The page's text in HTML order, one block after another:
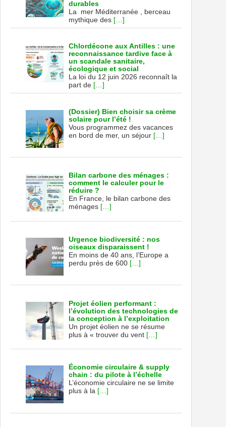
durables
La mer Méditerranée , berceau
mythique des […]
Chlordécone aux Antilles : une
reconnaissance tardive face à
un scandale sanitaire,
écologique et social
La loi du 12 juin 2026 reconnaît la
part de […]
(Dossier) Bien choisir sa crème
solaire pour l’été !
Vous programmez des vacances
en bord de mer, un séjour […]
Bilan carbone des ménages :
comment le calculer pour le
réduire ?
En France, le bilan carbone des
ménages […]
Urgence biodiversité : nos
oiseaux disparaissent !
En moins de 40 ans, l’Europe a
perdu près de 600 […]
Projet éolien performant :
l’évolution des technologies de
la conception à l’exploitation
Un projet éolien ne se résume
plus à « trouver du vent […]
Économie circulaire & supply
chain : du pilote à l’échelle
L’économie circulaire ne se limite
plus à la […]